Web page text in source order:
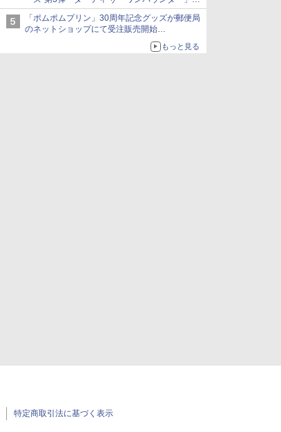
8月7日発売
「特製ガーリックマヨソース」を使用した超大
型チーズバーガー
「ポムポムプリン」30周年記念グッズが郵便局
のネットショップにて受注販売開始
「おもちもちもちクッション」など今年だけの
もっと見る
特定商取引法に基づく表示